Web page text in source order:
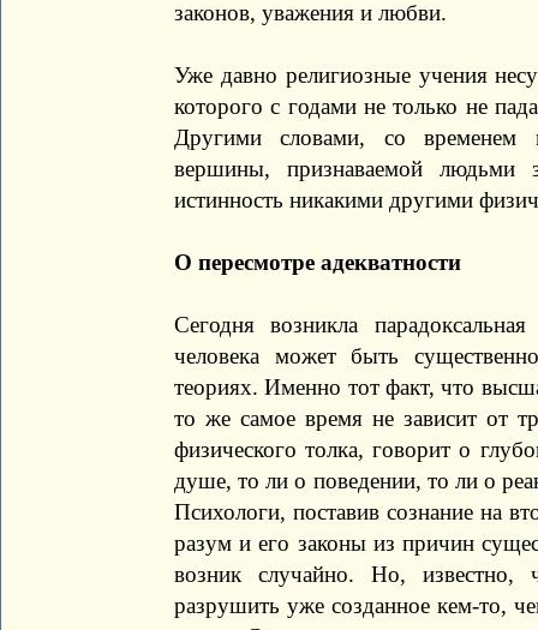
законов, уважения и любви.
Уже давно религиозные учения
которого с годами не только не
Другими словами, со временем
вершины, признаваемой людьми
истинность никакими другими
О пересмотре адекватности
Сегодня возникла
человека может быть
теориях. Именно тот факт, что
то же самое время не зависит от
физического толка, говорит о
душе, то ли о поведении, то ли о
Психологи, поставив сознание на
разум и его законы из причин
возник случайно. Но, известно,
разрушить уже созданное кем-то,